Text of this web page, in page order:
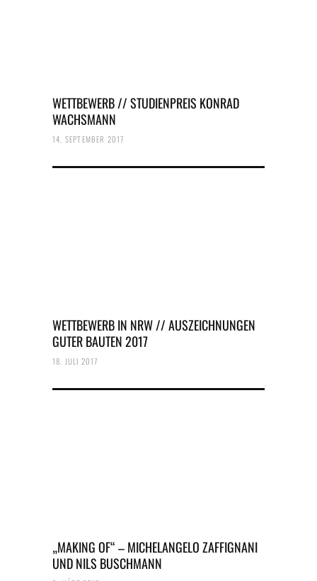
WETTBEWERB // STUDIENPREIS KONRAD
WACHSMANN
14. SEPTEMBER 2017
WETTBEWERB IN NRW // AUSZEICHNUNGEN
GUTER BAUTEN 2017
18. JULI 2017
„MAKING OF“ – MICHELANGELO ZAFFIGNANI
UND NILS BUSCHMANN